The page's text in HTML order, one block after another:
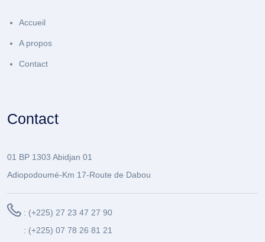
Accueil
A propos
Contact
Contact
01 BP 1303 Abidjan 01
Adiopodoumé-Km 17-Route de Dabou
: (+225) 27 23 47 27 90
: (+225) 07 78 26 81 21